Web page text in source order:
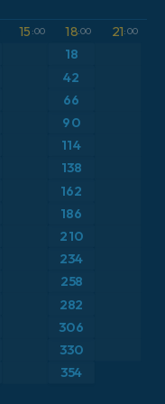
15 :00 18:00 21:00
18
42
66
90
114
138
162
186
210
234
258
282
306
330
354